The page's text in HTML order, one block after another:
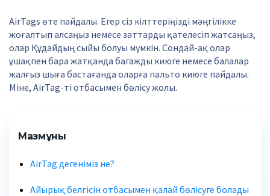
AirTags өте пайдалы. Егер сіз кілттеріңізді мәңгілікке
жоғалтып алсаңыз немесе заттарды қателесіп жатсаңыз,
олар Құдайдың сыйы болуы мүмкін. Сондай-ақ олар
ұшақпен бара жатқанда багажды киюге немесе балалар
жалғыз шыға бастағанда оларға пальто киюге пайдалы.
Міне, AirTag-ті отбасымен бөлісу жолы.
Мазмұны
AirTag дегеніміз не?
Айырық белгісін отбасымен қалай бөлісуге болады